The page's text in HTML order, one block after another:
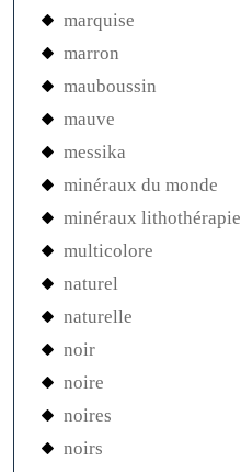
marquise
marron
mauboussin
mauve
messika
minéraux du monde
minéraux lithothérapie
multicolore
naturel
naturelle
noir
noire
noires
noirs